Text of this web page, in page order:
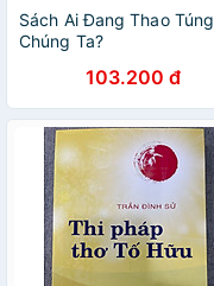
Sách Ai Đang Thao Túng
Chúng Ta?
103.200 đ